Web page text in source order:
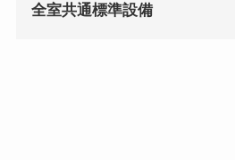
全室共通標準設備